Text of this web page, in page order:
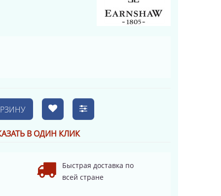
В ОДИН КЛИК
Быстрая доставка по
всей стране